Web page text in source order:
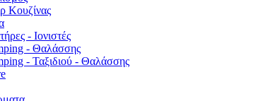
Κουζίνας
- Ιονιστές
- Θαλάσσης
- Ταξιδιού - Θαλάσσης